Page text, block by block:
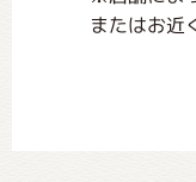
またはお近